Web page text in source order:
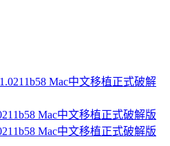
Mac中文移植正式破解版
Mac中文移植正式破解版